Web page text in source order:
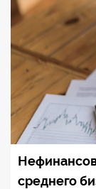
среднего